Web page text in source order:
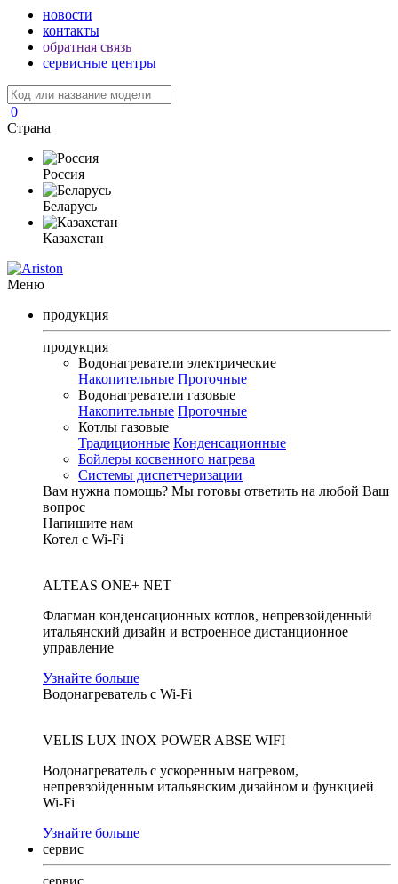
новости
контакты
обратная связь
сервисные центры
0
Страна
Россия
Беларусь
Казахстан
Меню
продукция
продукция
Водонагреватели электрические
Накопительные Проточные
Водонагреватели газовые
Накопительные Проточные
Котлы газовые
Традиционные Конденсационные
Бойлеры косвенного нагрева
Системы диспетчеризации
Вам нужна помощь? Мы готовы ответить на любой Ваш
вопрос
Напишите нам
Котел с Wi-Fi
ALTEAS ONE+ NET
Флагман конденсационных котлов, непревзойденный
итальянский дизайн и встроенное дистанционное
управление
Узнайте больше
Водонагреватель с Wi-Fi
VELIS LUX INOX POWER ABSE WIFI
Водонагреватель с ускоренным нагревом,
непревзойденным итальянским дизайном и функцией
Wi-Fi
Узнайте больше
сервис
сервис